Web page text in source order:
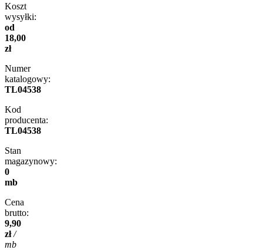
Koszt
wysyłki:
od
18,00
zł
Numer
katalogowy:
TL04538
Kod
producenta:
TL04538
Stan
magazynowy:
0
mb
Cena
brutto:
9,90
zł /
mb